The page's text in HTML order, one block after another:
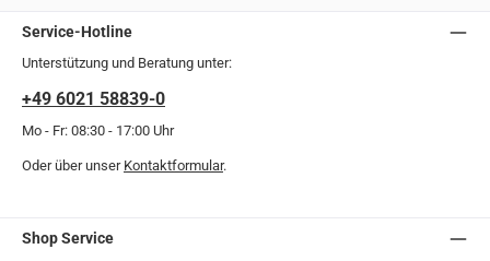
Service-Hotline
Unterstützung und Beratung unter:
+49 6021 58839-0
Mo - Fr: 08:30 - 17:00 Uhr
Oder über unser Kontaktformular.
Shop Service